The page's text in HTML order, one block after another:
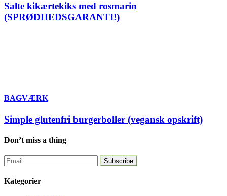
Salte kikærtekiks med rosmarin
(SPRØDHEDSGARANTI!)
BAGVÆRK
Simple glutenfri burgerboller (vegansk opskrift)
Don’t miss a thing
Kategorier